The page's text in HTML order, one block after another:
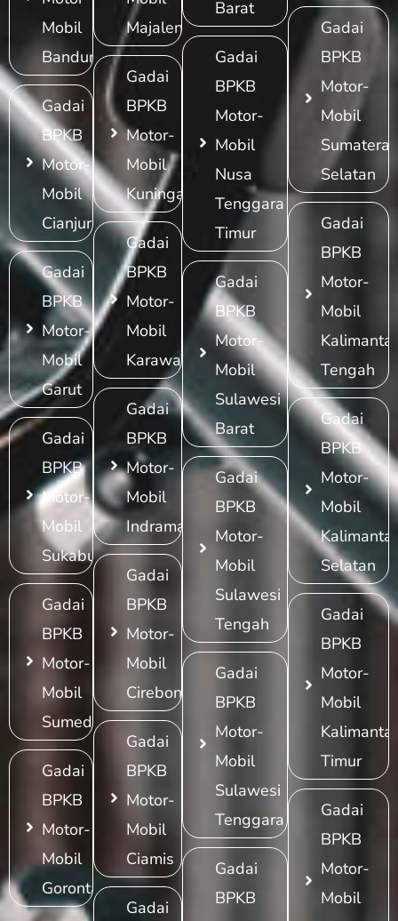
Mobil
Bandung
Gadai
BPKB
Motor-
Mobil
Cianjur
Gadai
BPKB
Motor-
Mobil
Garut
Gadai
BPKB
Motor-
Mobil
Sukabumi
Gadai
BPKB
Motor-
Mobil
Sumedang
Gadai
BPKB
Motor-
Mobil
Gorontalo
Majalengka
Gadai
BPKB
Motor-
Mobil
Kuningan
Gadai
BPKB
Motor-
Mobil
Karawang
Gadai
BPKB
Motor-
Mobil
Indramayu
Gadai
BPKB
Motor-
Mobil
Cirebon
Gadai
BPKB
Motor-
Mobil
Ciamis
Gadai
Barat
Gadai
BPKB
Motor-
Mobil
Nusa
Tenggara
Timur
Gadai
BPKB
Motor-
Mobil
Sulawesi
Barat
Gadai
BPKB
Motor-
Mobil
Sulawesi
Tengah
Gadai
BPKB
Motor-
Mobil
Sulawesi
Tenggara
Gadai
BPKB
Gadai
BPKB
Motor-
Mobil
Sumatera
Selatan
Gadai
BPKB
Motor-
Mobil
Tengah
Gadai
BPKB
Motor-
Mobil
Selatan
Gadai
BPKB
Motor-
Mobil
Timur
Gadai
BPKB
Motor-
Mobil